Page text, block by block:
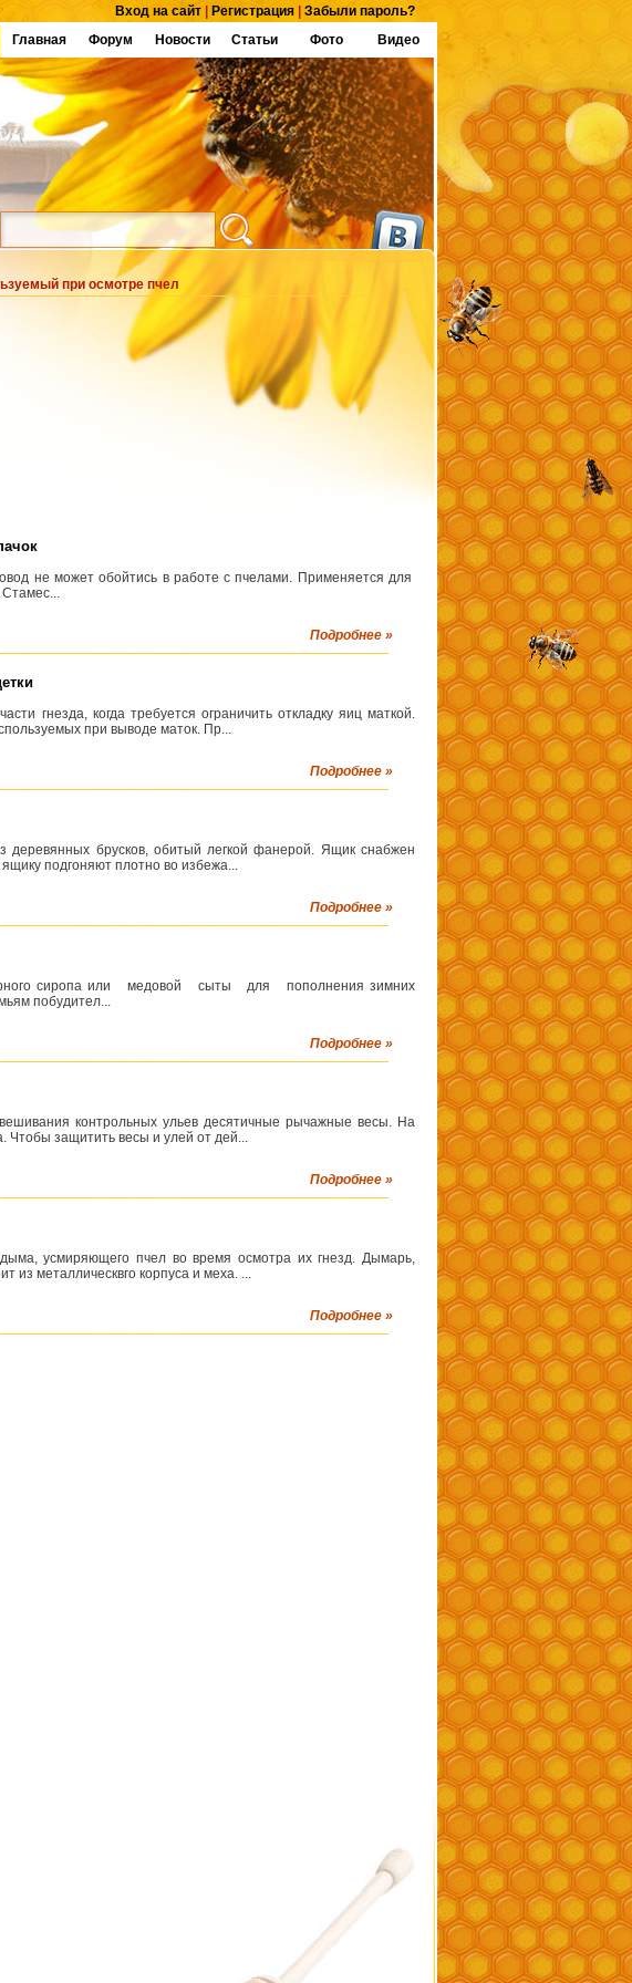
Вход на сайт Регистрация
Забыли пароль?
Главная
Форум Новости Статьи Фото Видео
при осмотре пчел
не может обойтись в работе с пчелами. Применяется для
Стамес...
Подробнее »
гнезда, когда требуется ограничить откладку яиц маткой.
при выводе маток. Пр...
Подробнее »
деревянных брусков, обитый легкой фанерой. Ящик снабжен
подгоняют плотно во избежа...
Подробнее »
сиропа или медовой сыты для пополнения зимних
побудител...
Подробнее »
контрольных ульев десятичные рычажные весы. На
Чтобы защитить весы и улей от дей...
Подробнее »
усмиряющего пчел во время осмотра их гнезд. Дымарь,
из металлическвго корпуса и меха. ...
Подробнее »